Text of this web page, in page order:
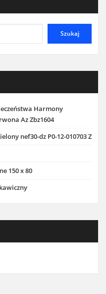
Szukaj
Harmony
Az Zbz1604
nef30-dz P0-12-010703 Z
150 x 80